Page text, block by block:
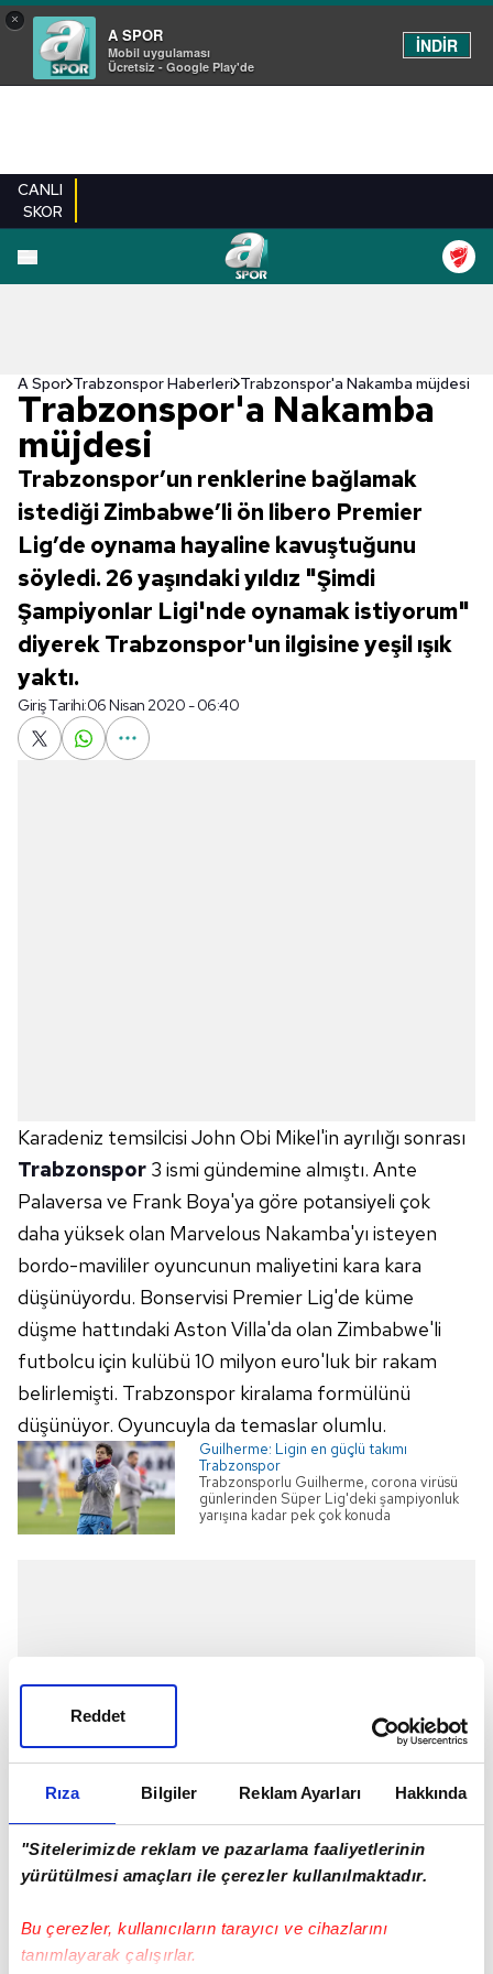
Rıza Bilgiler Reklam Ayarları Hakkında
"Sitelerimizde reklam ve pazarlama faaliyetlerinin
yürütülmesi amaçları ile çerezler kullanılmaktadır.
Bu çerezler, kullanıcıların tarayıcı ve cihazlarını
tanımlayarak çalışırlar.
Reddet
×
A SPOR
Mobil uygulaması
Ücretsiz - Google Play'de
İNDİR
CANLI
SKOR
A Spor Trabzonspor Haberleri Trabzonspor'a Nakamba müjdesi
Trabzonspor'a Nakamba
müjdesi
Trabzonspor’un renklerine bağlamak
istediği Zimbabwe’li ön libero Premier
Lig’de oynama hayaline kavuştuğunu
söyledi. 26 yaşındaki yıldız "Şimdi
Şampiyonlar Ligi'nde oynamak istiyorum"
diyerek Trabzonspor'un ilgisine yeşil ışık
yaktı.
Giriş Tarihi:06 Nisan 2020 - 06:40
Karadeniz temsilcisi John Obi Mikel'in ayrılığı sonrası
Trabzonspor 3 ismi gündemine almıştı. Ante
Palaversa ve Frank Boya'ya göre potansiyeli çok
daha yüksek olan Marvelous Nakamba'yı isteyen
bordo-mavililer oyuncunun maliyetini kara kara
düşünüyordu. Bonservisi Premier Lig'de küme
düşme hattındaki Aston Villa'da olan Zimbabwe'li
futbolcu için kulübü 10 milyon euro'luk bir rakam
belirlemişti. Trabzonspor kiralama formülünü
düşünüyor. Oyuncuyla da temaslar olumlu.
Guilherme: Ligin en güçlü takımı
Trabzonspor
Trabzonsporlu Guilherme, corona virüsü
günlerinden Süper Lig'deki şampiyonluk
yarışına kadar pek çok konuda
HAYALLERİNİ SÜSLÜYOR